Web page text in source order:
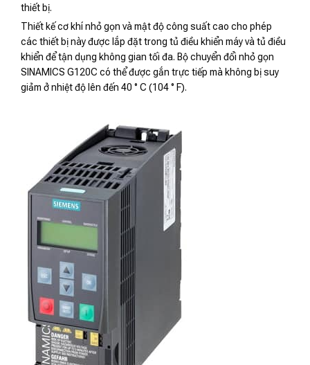
thiết bị.
Thiết kế cơ khí nhỏ gọn và mật độ công suất cao cho phép
các thiết bị này được lắp đặt trong tủ điều khiển máy và tủ điều
khiển để tận dụng không gian tối đa. Bộ chuyển đổi nhỏ gọn
SINAMICS G120C có thể được gắn trực tiếp mà không bị suy
giảm ở nhiệt độ lên đến 40 ° C (104 ° F).